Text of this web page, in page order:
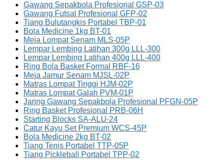
Gawang Sepakbola Profesional GSP-03
Gawang Futsal Profesional GFP-02
Tiang Bulutangkis Portabel TBP-01
Bola Medicine 1kg BT-01
Meja Lompat Senam MLS-05P
Lempar Lembing Latihan 300g LLL-300
Lempar Lembing Latihan 400g LLL-400
Ring Bola Basket Formal RBF-16
Meja Jamur Senam MJSL-02P
Matras Lompat Tinggi HJM-02P
Matras Lompat Galah PVM-01P
Jaring Gawang Sepakbola Profesional PFGN-05P
Ring Basket Profesional PRB-06H
Starting Blocks SA-ALU-24
Catur Kayu Set Premium WCS-45P
Bola Medicine 2kg BT-02
Tiang Tenis Portabel TTP-05P
Tiang Pickleball Portabel TPP-02